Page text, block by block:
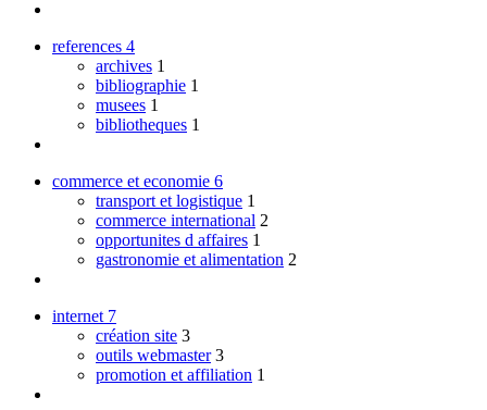
references 4
archives 1
bibliographie 1
musees 1
bibliotheques 1
commerce et economie 6
transport et logistique 1
commerce international 2
opportunites d affaires 1
gastronomie et alimentation 2
internet 7
création site 3
outils webmaster 3
promotion et affiliation 1